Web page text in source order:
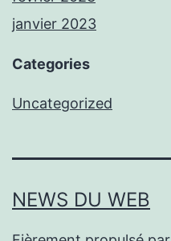
janvier 2023
Categories
Uncategorized
NEWS DU WEB